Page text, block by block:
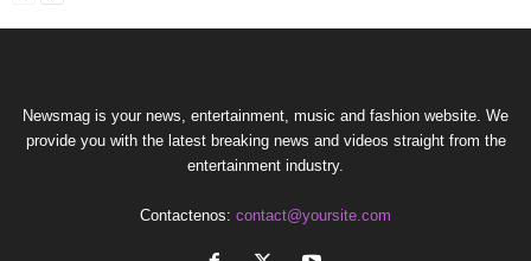
Newsmag is your news, entertainment, music and fashion website. We
provide you with the latest breaking news and videos straight from the
entertainment industry.
Contactenos: contact@yoursite.com